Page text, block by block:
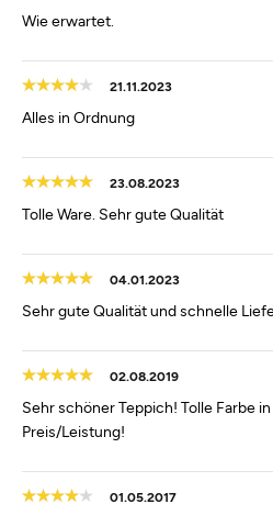
Wie erwartet.
21.11.2023
Alles in Ordnung
23.08.2023
Tolle Ware. Sehr gute Qualität
04.01.2023
Sehr gute Qualität und schnelle
02.08.2019
Sehr schöner Teppich! Tolle Farbe
Preis/Leistung!
01.05.2017